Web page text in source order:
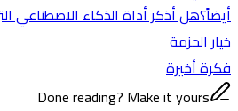
أيضاً؟هل أذكر أداة الذكاء الاصطناعي
خيار الحزمة
فكرة أخيرة
Done reading? Make it yours